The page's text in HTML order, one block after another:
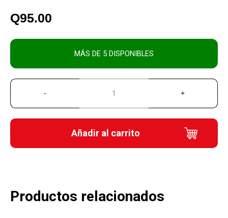
Q95.00
MÁS DE 5 DISPONIBLES
Añadir al carrito
Productos relacionados